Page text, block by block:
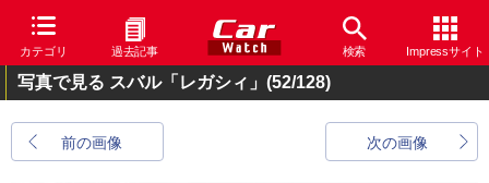
カテゴリ 過去記事 検索 Impressサイト
写真で見る スバル「レガシィ」 (52/128)
前の画像 次の画像